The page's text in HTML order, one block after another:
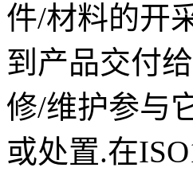
件/材料的开
到产品交付
修/维护参与
或处置.在